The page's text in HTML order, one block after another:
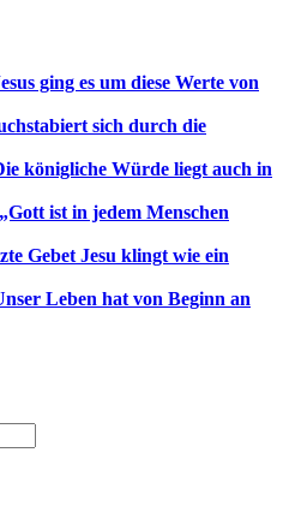
ging es um diese Werte von
sich durch die
königliche Würde liegt auch in
ist in jedem Menschen
Gebet Jesu klingt wie ein
Leben hat von Beginn an